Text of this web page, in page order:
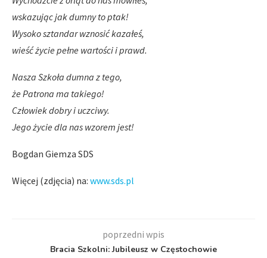
wskazując jak dumny to ptak!
Wysoko sztandar wznosić kazałeś,
wieść życie pełne wartości i prawd.
Nasza Szkoła dumna z tego,
że Patrona ma takiego!
Człowiek dobry i uczciwy.
Jego życie dla nas wzorem jest!
Bogdan Giemza SDS
Więcej (zdjęcia) na: www.sds.pl
poprzedni wpis
Bracia Szkolni: Jubileusz w Częstochowie